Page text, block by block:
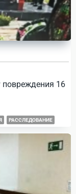
повреждения 16
РАССЛЕДОВАНИЕ